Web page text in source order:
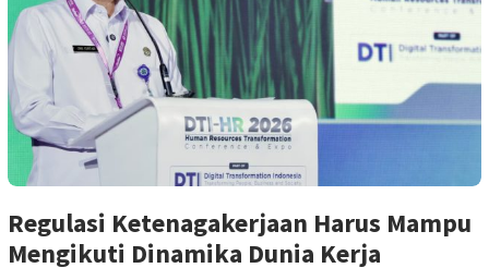
Regulasi Ketenagakerjaan Harus Mampu
Mengikuti Dinamika Dunia Kerja